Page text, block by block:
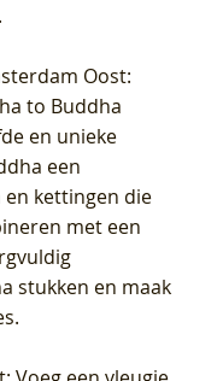
Oost:
to Buddha
en unieke
een
kettingen die
met een
stukken en maak